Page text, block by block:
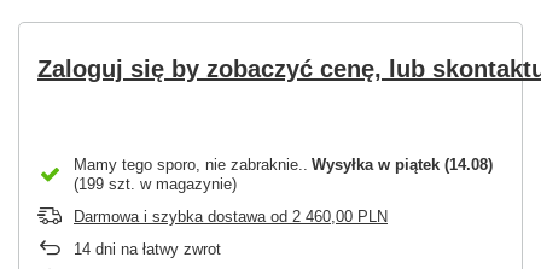
Zaloguj się by zobaczyć cenę, lub
Mamy tego sporo, nie zabraknie. Wysyłka w piątek (14.08)
(199 szt. w magazynie)
Darmowa i szybka dostawa od 2 460,00 PLN
14 dni na łatwy zwrot